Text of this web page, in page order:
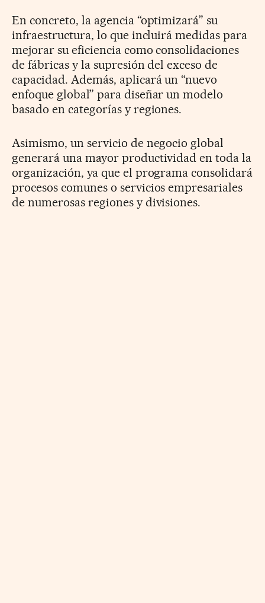
En concreto, la agencia “optimizará” su
infraestructura, lo que incluirá medidas para
mejorar su eficiencia como consolidaciones
de fábricas y la supresión del exceso de
capacidad. Además, aplicará un “nuevo
enfoque global” para diseñar un modelo
basado en categorías y regiones.
Asimismo, un servicio de negocio global
generará una mayor productividad en toda la
organización, ya que el programa consolidará
procesos comunes o servicios empresariales
de numerosas regiones y divisiones.